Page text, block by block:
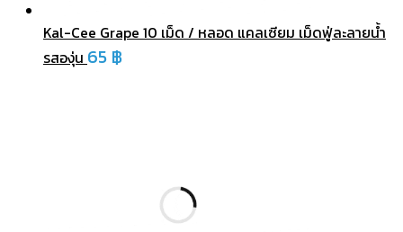
Kal-Cee Grape 10 เม็ด / หลอด แคลเซียม เม็ดฟู่ละลายน้ำ
รสองุ่น 65 ฿